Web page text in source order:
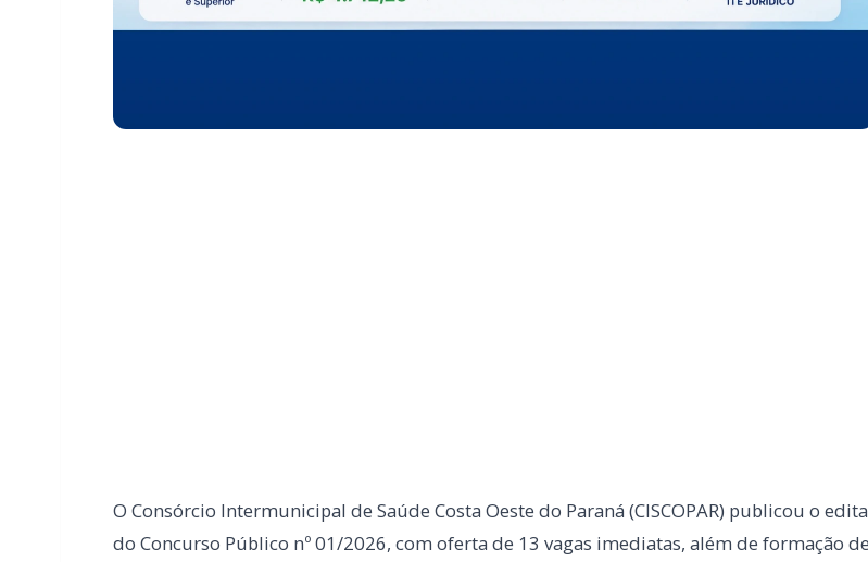
O certame será organizado pela banca Legalle Concursos e contempla oportunidades em
diversas áreas da saúde, administrativa, jurídica e tecnologia da informação.